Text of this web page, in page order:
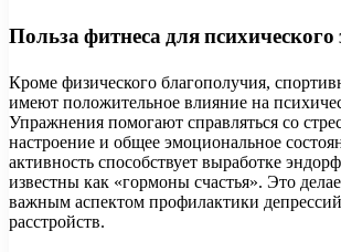
Польза фитнеса для психического
Кроме физического благополучия,
имеют положительное влияние на
Упражнения помогают справляться со
настроение и общее эмоциональное
активность способствует выработке
известны как «гормоны счастья». Это
важным аспектом профилактики
расстройств.